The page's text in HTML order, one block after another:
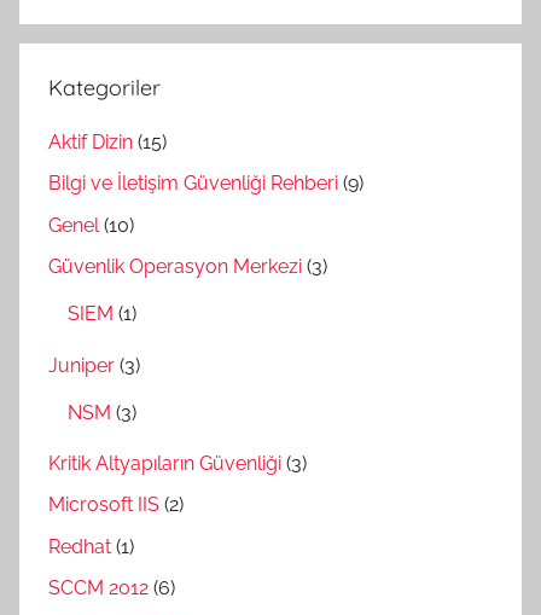
Kategoriler
Aktif Dizin (15)
Bilgi ve İletişim Güvenliği Rehberi (9)
Genel (10)
Güvenlik Operasyon Merkezi (3)
SIEM (1)
Juniper (3)
NSM (3)
Kritik Altyapıların Güvenliği (3)
Microsoft IIS (2)
Redhat (1)
SCCM 2012 (6)